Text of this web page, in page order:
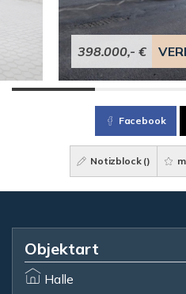
398.000,- €
Facebook
Notizblock ()
Objektart
Halle